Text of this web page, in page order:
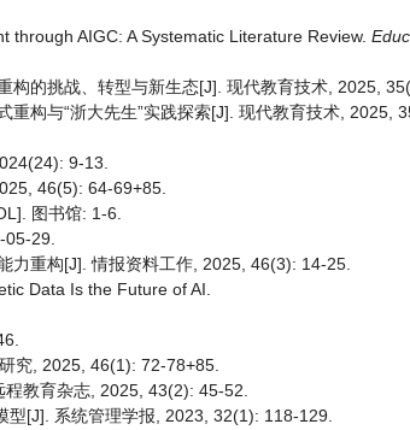
AIGC: A Systematic Literature Review.
的挑战、转型与新生态[J]. 现代教育技术, 2025,
构与“浙大先生”实践探索[J]. 现代教育技术, 2025,
9-13.
46(5): 64-69+85.
图书馆: 1-6.
05-29.
力重构[J]. 情报资料工作, 2025, 46(3): 14-25.
Data Is the Future of AI.
究, 2025, 46(1): 72-78+85.
教育杂志, 2025, 43(2): 45-52.
[J]. 系统管理学报, 2023, 32(1): 118-129.